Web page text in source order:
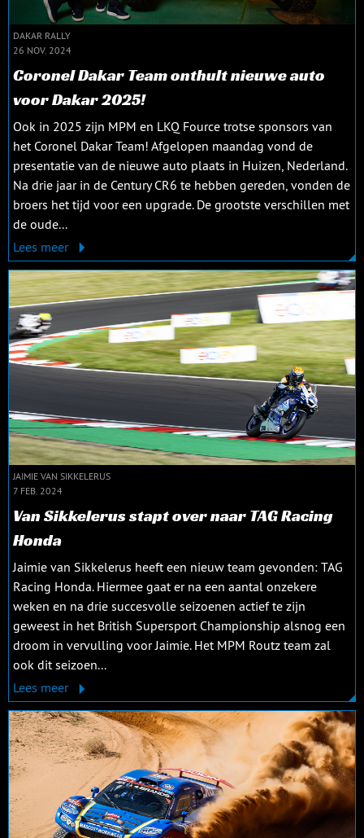
DAKAR RALLY
26 NOV. 2024
Coronel Dakar Team onthult nieuwe auto
voor Dakar 2025!
Ook in 2025 zijn MPM en LKQ Fource trotse sponsors van
het Coronel Dakar Team! Afgelopen maandag vond de
presentatie van de nieuwe auto plaats in Huizen, Nederland.
Na drie jaar in de Century CR6 te hebben gereden, vonden de
broers het tijd voor een upgrade. De grootste verschillen met
de oude...
Lees meer
JAIMIE VAN SIKKELERUS
7 FEB. 2024
Van Sikkelerus stapt over naar TAG Racing
Honda
Jaimie van Sikkelerus heeft een nieuw team gevonden: TAG
Racing Honda. Hiermee gaat er na een aantal onzekere
weken en na drie succesvolle seizoenen actief te zijn
geweest in het British Supersport Championship alsnog een
droom in vervulling voor Jaimie. Het MPM Routz team zal
ook dit seizoen...
Lees meer